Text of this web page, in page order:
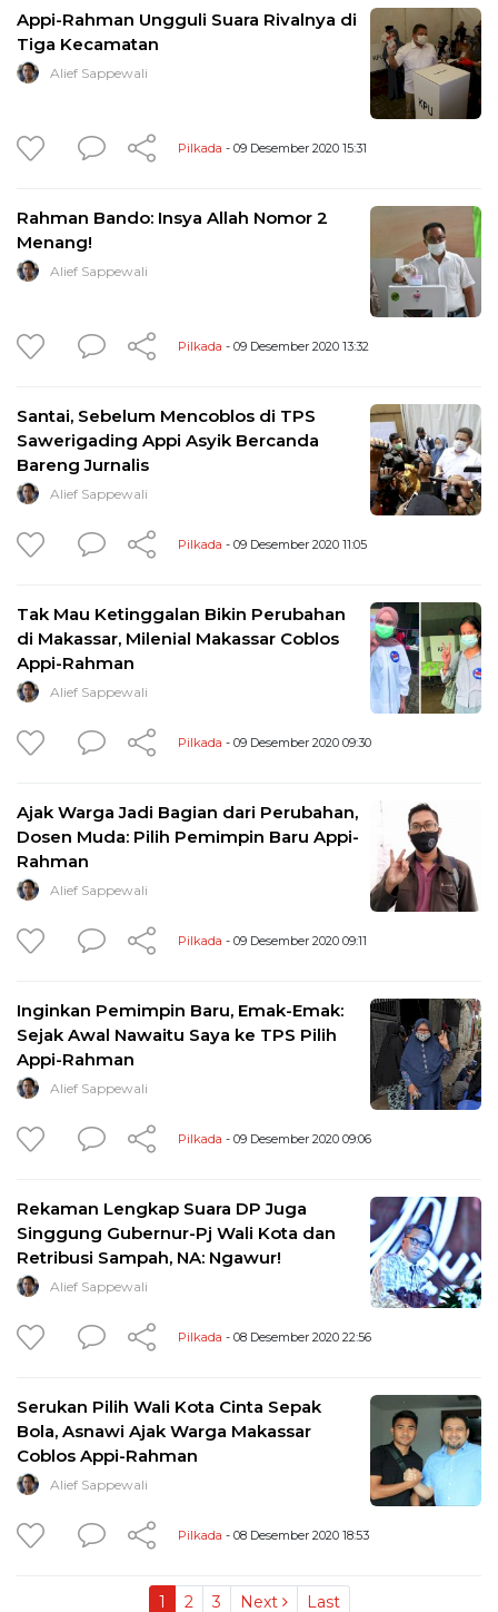
Appi-Rahman Ungguli Suara Rivalnya di
Tiga Kecamatan
Alief Sappewali
Pilkada - 09 Desember 2020 15:31
Rahman Bando: Insya Allah Nomor 2
Menang!
Alief Sappewali
Pilkada - 09 Desember 2020 13:32
Santai, Sebelum Mencoblos di TPS
Sawerigading Appi Asyik Bercanda
Bareng Jurnalis
Alief Sappewali
Pilkada - 09 Desember 2020 11:05
Tak Mau Ketinggalan Bikin Perubahan
di Makassar, Milenial Makassar Coblos
Appi-Rahman
Alief Sappewali
Pilkada - 09 Desember 2020 09:30
Ajak Warga Jadi Bagian dari Perubahan,
Dosen Muda: Pilih Pemimpin Baru Appi-
Rahman
Alief Sappewali
Pilkada - 09 Desember 2020 09:11
Inginkan Pemimpin Baru, Emak-Emak:
Sejak Awal Nawaitu Saya ke TPS Pilih
Appi-Rahman
Alief Sappewali
Pilkada - 09 Desember 2020 09:06
Rekaman Lengkap Suara DP Juga
Singgung Gubernur-Pj Wali Kota dan
Retribusi Sampah, NA: Ngawur!
Alief Sappewali
Pilkada - 08 Desember 2020 22:56
Serukan Pilih Wali Kota Cinta Sepak
Bola, Asnawi Ajak Warga Makassar
Coblos Appi-Rahman
Alief Sappewali
Pilkada - 08 Desember 2020 18:53
1 2 3 Next Last